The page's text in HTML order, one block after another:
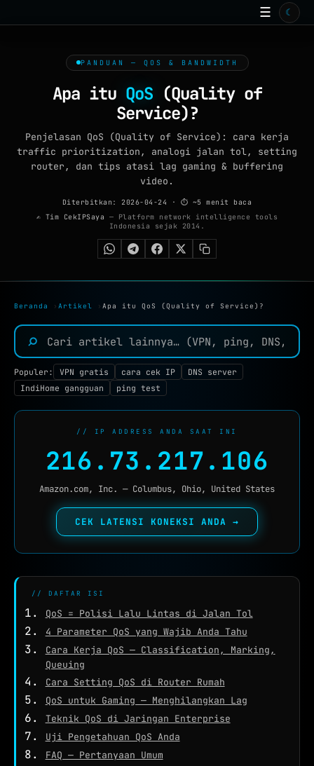
TOOLS ONLINE
GALERI
WALLPAPER
TOOLS JARINGAN :
IP TOOLS
IP LOOKUP
CEK IPV6 NEW
CEK KEBOCORAN VPN
DNS LOOKUP
WHOIS
PING TEST ★
TRACEROUTE
SPEED TEST
PORT CHECKER
☰ ☾
PANDUAN — QOS & BANDWIDTH
Apa itu QoS(Quality of
Service)?
Penjelasan QoS (Quality of Service): cara kerja
traffic prioritization, analogi jalan tol, setting
router, dan tips atasi lag gaming & buffering
video.
Diterbitkan: 2026-04-24 · ⏱ ~5 menit baca
✍ Tim CekIPSaya — Platform network intelligence tools
Indonesia sejak 2014.
Beranda › Artikel › Apa itu QoS (Quality of Service)?
⌕
Populer: VPN gratis cara cek IP
DNS server
IndiHome gangguan
ping test
// IP ADDRESS ANDA SAAT INI
216.73.217.106
Amazon.com, Inc. — Columbus, Ohio, United States
CEK LATENSI KONEKSI ANDA →
// DAFTAR ISI
QoS = Polisi Lalu Lintas di Jalan Tol
4 Parameter QoS yang Wajib Anda Tahu
Cara Kerja QoS — Classification, Marking,
Queuing
Cara Setting QoS di Router Rumah
QoS untuk Gaming — Menghilangkan Lag
Teknik QoS di Jaringan Enterprise
Uji Pengetahuan QoS Anda
FAQ — Pertanyaan Umum